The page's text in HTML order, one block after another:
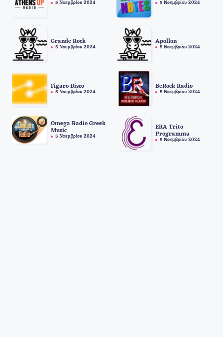
5 Νοεμβρίου 2024 5 Νοεμβρίου 2024
Grande Rock
5 Νοεμβρίου 2024
Apollon
5 Νοεμβρίου 2024
Figaro Disco
5 Νοεμβρίου 2024
BeRock Radio
5 Νοεμβρίου 2024
Omega Radio Greek
Music
5 Νοεμβρίου 2024
ERA Trito
Programma
5 Νοεμβρίου 2024